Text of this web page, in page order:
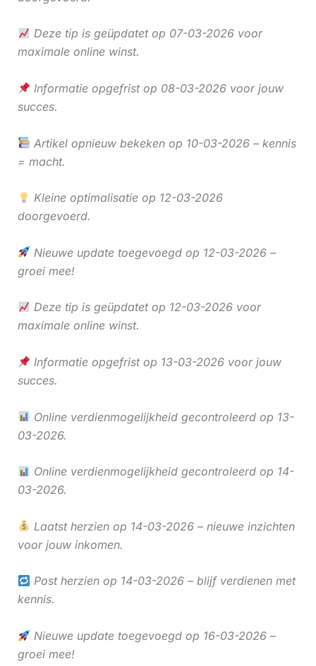
Deze tip is geüpdatet op 07-03-2026 voor
maximale online winst.
Informatie opgefrist op 08-03-2026 voor jouw
succes.
Artikel opnieuw bekeken op 10-03-2026 – kennis
= macht.
Kleine optimalisatie op 12-03-2026
doorgevoerd.
Nieuwe update toegevoegd op 12-03-2026 –
groei mee!
Deze tip is geüpdatet op 12-03-2026 voor
maximale online winst.
Informatie opgefrist op 13-03-2026 voor jouw
succes.
Online verdienmogelijkheid gecontroleerd op 13-
03-2026.
Online verdienmogelijkheid gecontroleerd op 14-
03-2026.
Laatst herzien op 14-03-2026 – nieuwe inzichten
voor jouw inkomen.
Post herzien op 14-03-2026 – blijf verdienen met
kennis.
Nieuwe update toegevoegd op 16-03-2026 –
groei mee!